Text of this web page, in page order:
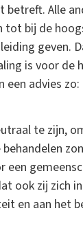
Alle
bij de
geven.
is voor de
een advies zo:
te zijn,
een
ook zij zich
en aan het